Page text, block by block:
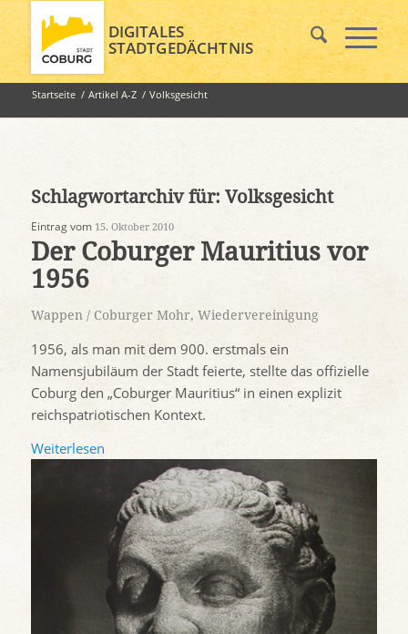
DIGITALES
STADTGEDÄCHTNIS
Startseite / Artikel A-Z / Volksgesicht
Schlagwortarchiv für: Volksgesicht
Eintrag vom 15. Oktober 2010
Der Coburger Mauritius vor
1956
Wappen / Coburger Mohr, Wiedervereinigung
1956, als man mit dem 900. erstmals ein
Namensjubiläum der Stadt feierte, stellte das offizielle
Coburg den „Coburger Mauritius“ in einen explizit
reichspatriotischen Kontext.
Weiterlesen